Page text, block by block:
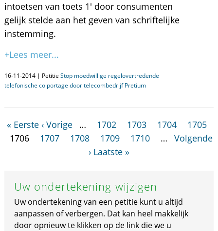
intoetsen van toets 1' door consumenten
gelijk stelde aan het geven van schriftelijke
instemming.
+Lees meer...
16-11-2014 | Petitie Stop moedwillige regelovertredende
telefonische colportage door telecombedrijf Pretium
« Eerste ‹ Vorige … 1702 1703 1704
1705
1706
1707 1708 1709 1710 …
Volgende
› Laatste »
Uw ondertekening wijzigen
Uw ondertekening van een petitie kunt u altijd
aanpassen of verbergen. Dat kan heel makkelijk
door opnieuw te klikken op de link die we u